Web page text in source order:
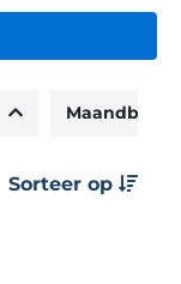
Sorteer op